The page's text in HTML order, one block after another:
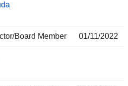
Board Member 01/11/2022